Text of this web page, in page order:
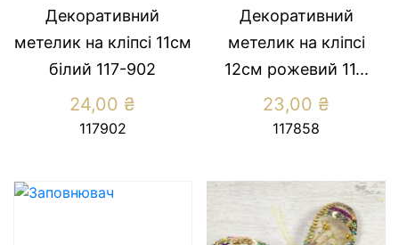
Декоративний
метелик на кліпсі 11см
білий 117-902
24,00 ₴
117902
Декоративний
метелик на кліпсі
12см рожевий 11...
23,00 ₴
117858